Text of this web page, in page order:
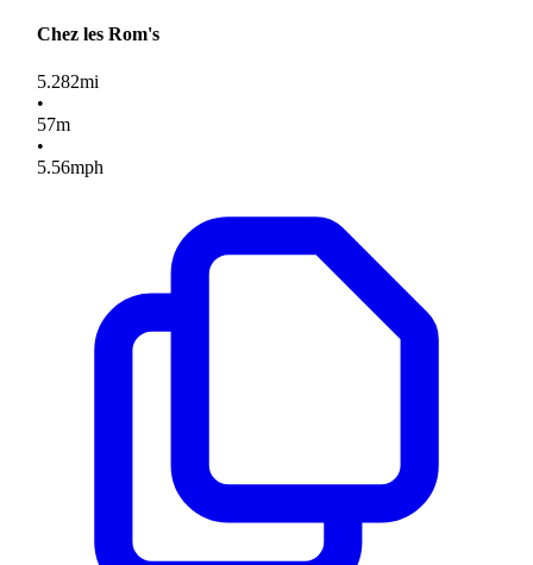
Chez les Rom's
5.282mi
•
57m
•
5.56mph